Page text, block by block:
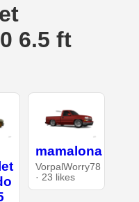
6.5 ft
mamalona
VorpalWorry78
· 23 likes